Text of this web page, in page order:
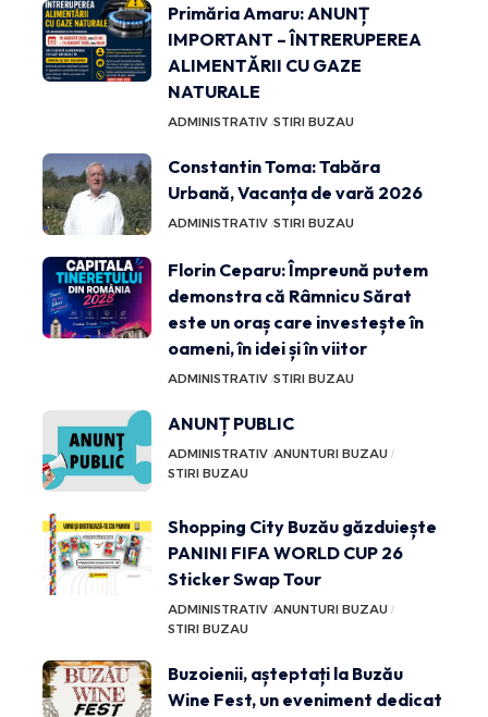
Primăria Amaru: ANUNȚ
IMPORTANT – ÎNTRERUPEREA
ALIMENTĂRII CU GAZE
NATURALE
ADMINISTRATIV STIRI BUZAU
Constantin Toma: Tabăra
Urbană, Vacanța de vară 2026
ADMINISTRATIV STIRI BUZAU
Florin Ceparu: Împreună putem
demonstra că Râmnicu Sărat
este un oraș care investește în
oameni, în idei și în viitor
ADMINISTRATIV STIRI BUZAU
ANUNȚ PUBLIC
ADMINISTRATIV ANUNTURI BUZAU
STIRI BUZAU
Shopping City Buzău găzduiește
PANINI FIFA WORLD CUP 26
Sticker Swap Tour
ADMINISTRATIV ANUNTURI BUZAU
STIRI BUZAU
Buzoienii, așteptați la Buzău
Wine Fest, un eveniment dedicat